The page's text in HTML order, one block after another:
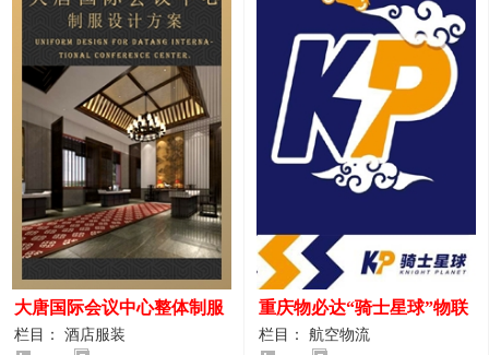
大唐国际会议中心整体制服
设计案例
栏目： 酒店服装
重庆物必达“骑士星球”物联
网派送人员服装设计案例
栏目： 航空物流